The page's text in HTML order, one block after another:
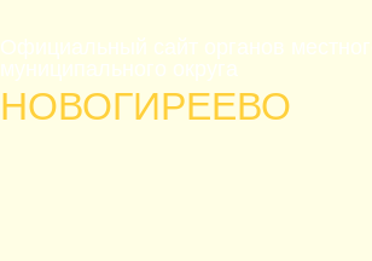
Официальный сайт органов
муниципального округа
НОВОГИРЕЕВО